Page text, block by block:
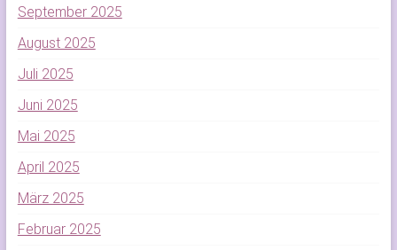
September 2025
August 2025
Juli 2025
Juni 2025
Mai 2025
April 2025
März 2025
Februar 2025